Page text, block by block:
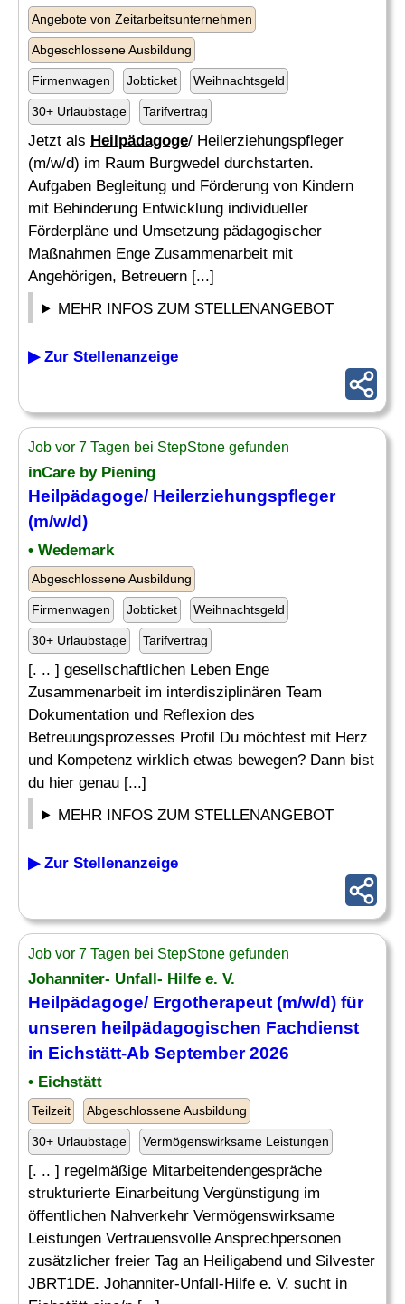
Angebote von Zeitarbeitsunternehmen
Abgeschlossene Ausbildung
Firmenwagen Jobticket Weihnachtsgeld
30+ Urlaubstage Tarifvertrag
Jetzt als Heilpädagoge/ Heilerziehungspfleger
(m/w/d) im Raum Burgwedel durchstarten.
Aufgaben Begleitung und Förderung von Kindern
mit Behinderung Entwicklung individueller
Förderpläne und Umsetzung pädagogischer
Maßnahmen Enge Zusammenarbeit mit
Angehörigen, Betreuern [...]
MEHR INFOS ZUM STELLENANGEBOT
▶ Zur Stellenanzeige
Job vor 7 Tagen bei StepStone gefunden
inCare by Piening
Heilpädagoge/ Heilerziehungspfleger
(m/w/d)
• Wedemark
Abgeschlossene Ausbildung
Firmenwagen Jobticket Weihnachtsgeld
30+ Urlaubstage Tarifvertrag
[. .. ] gesellschaftlichen Leben Enge
Zusammenarbeit im interdisziplinären Team
Dokumentation und Reflexion des
Betreuungsprozesses Profil Du möchtest mit Herz
und Kompetenz wirklich etwas bewegen? Dann bist
du hier genau [...]
MEHR INFOS ZUM STELLENANGEBOT
▶ Zur Stellenanzeige
Job vor 7 Tagen bei StepStone gefunden
Johanniter- Unfall- Hilfe e. V.
Heilpädagoge/ Ergotherapeut (m/w/d) für
unseren heilpädagogischen Fachdienst
in Eichstätt-Ab September 2026
• Eichstätt
Teilzeit Abgeschlossene Ausbildung
30+ Urlaubstage Vermögenswirksame Leistungen
[. .. ] regelmäßige Mitarbeitendengespräche
strukturierte Einarbeitung Vergünstigung im
öffentlichen Nahverkehr Vermögenswirksame
Leistungen Vertrauensvolle Ansprechpersonen
zusätzlicher freier Tag an Heiligabend und Silvester
JBRT1DE. Johanniter-Unfall-Hilfe e. V. sucht in